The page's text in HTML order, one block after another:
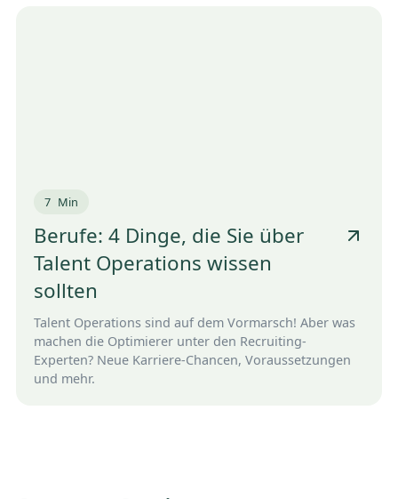
7 Min
Berufe: 4 Dinge, die Sie über
Talent Operations wissen
sollten
Talent Operations sind auf dem Vormarsch! Aber was
machen die Optimierer unter den Recruiting-
Experten? Neue Karriere-Chancen, Voraussetzungen
und mehr.